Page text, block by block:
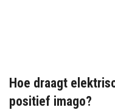
Hoe draagt
positief imago?